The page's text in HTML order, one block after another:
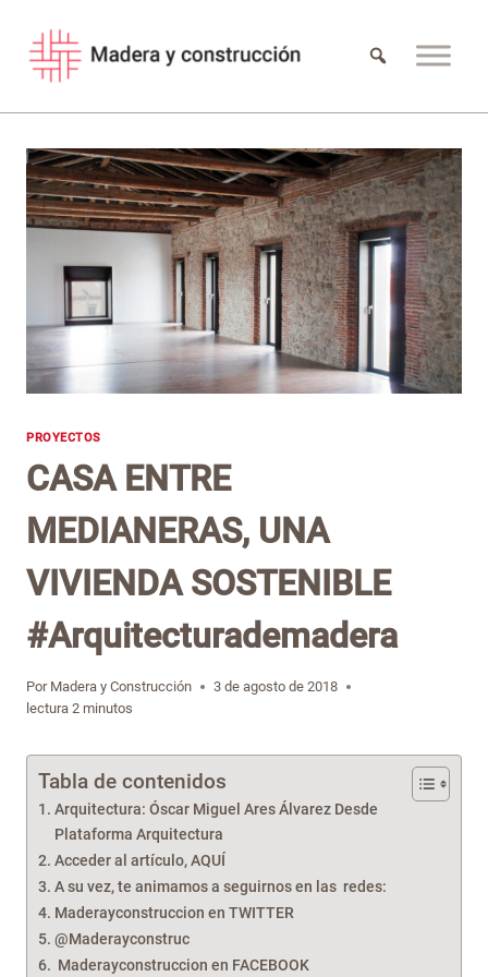
contenido
PROYECTOS
CASA ENTRE
MEDIANERAS, UNA
VIVIENDA SOSTENIBLE
#Arquitecturademadera
Por Madera y Construcción
3 de agosto de 2018
lectura 2 minutos
Tabla de contenidos
Arquitectura: Óscar Miguel Ares Álvarez Desde
Plataforma Arquitectura
Acceder al artículo, AQUÍ
A su vez, te animamos a seguirnos en las redes:
Maderayconstruccion en TWITTER
@Maderayconstruc
Maderayconstruccion en FACEBOOK